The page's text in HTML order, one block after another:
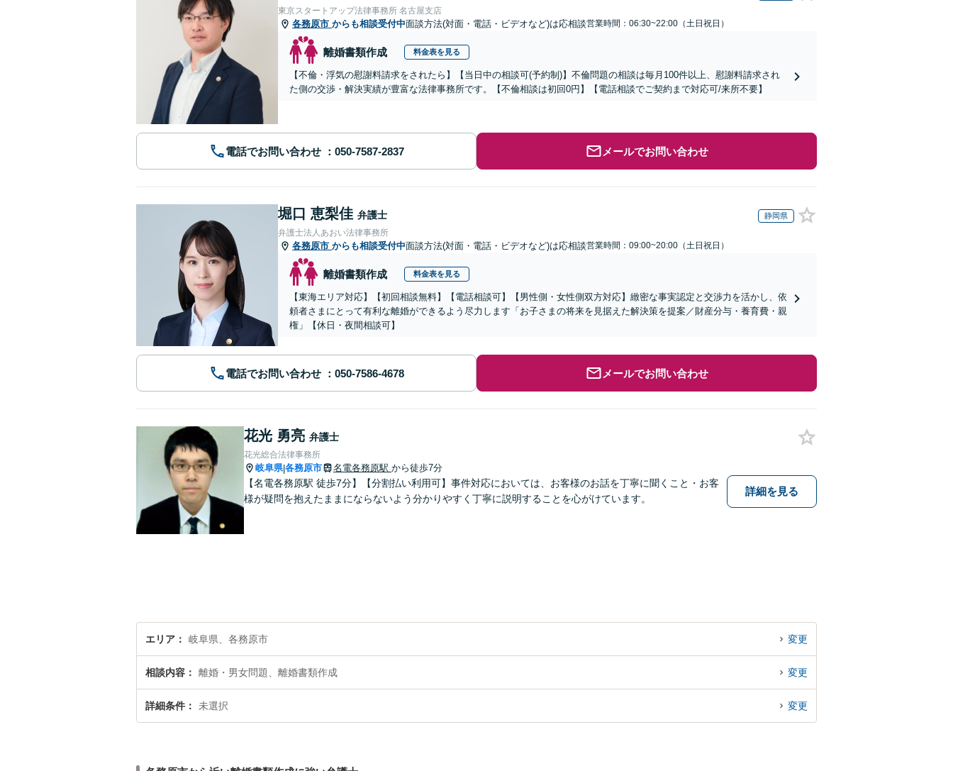
東京スタートアップ法律事務所 名古屋支店
各務原市 からも相談受付中面談方法(対面・電話・ビデオなど)は応相談営業時間：06:30~22:00（土日祝日）
離婚書類作成 料金表を見る
【不倫・浮気の慰謝料請求をされたら】【当日中の相談可(予約制)】不倫問題の相談は毎月100件以上、慰謝料請求され
た側の交渉・解決実績が豊富な法律事務所です。【不倫相談は初回0円】【電話相談でご契約まで対応可/来所不要】
電話でお問い合わせ メールでお問い合わせ
堀口 恵梨佳 弁護士 静岡県
弁護士法人あおい法律事務所
各務原市 からも相談受付中面談方法(対面・電話・ビデオなど)は応相談営業時間：09:00~20:00（土日祝日）
離婚書類作成 料金表を見る
【東海エリア対応】【初回相談無料】【電話相談可】【男性側・女性側双方対応】緻密な事実認定と交渉力を活かし、依
頼者さまにとって有利な離婚ができるよう尽力します「お子さまの将来を見据えた解決策を提案／財産分与・養育費・親
権」【休日・夜間相談可】
電話でお問い合わせ メールでお問い合わせ
花光 勇亮 弁護士
花光総合法律事務所
岐阜県|各務原市 名電各務原駅 から徒歩7分
【名電各務原駅 徒歩7分】【分割払い利用可】事件対応においては、お客様のお話を丁寧に聞くこと・お客
様が疑問を抱えたままにならないよう分かりやすく丁寧に説明することを心がけています。
詳細を見る
エリア 岐阜県、各務原市 変更
相談内容 離婚・男女問題、離婚書類作成 変更
詳細条件 未選択 変更